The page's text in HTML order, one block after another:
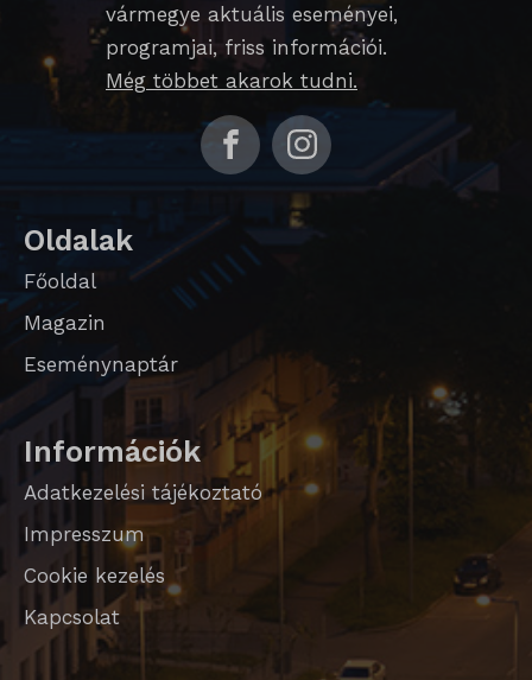
vármegye aktuális eseményei,
programjai, friss információi.
Még többet akarok tudni.
Oldalak
Főoldal
Magazin
Eseménynaptár
Információk
Adatkezelési tájékoztató
Impresszum
Cookie kezelés
Kapcsolat